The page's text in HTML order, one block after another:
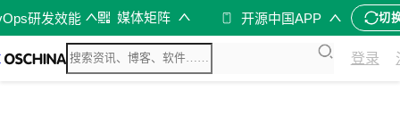
研发效能 媒体矩阵 开源中国APP 切
登录